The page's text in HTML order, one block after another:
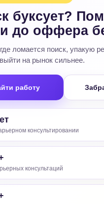
буксует?
до оффера
ломается поиск, упакую
на рынок сильнее.
работу
консультировании
консультаций